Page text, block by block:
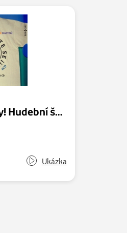
Nebojte se klasiky! Hudební škola - komplet čeští skladatelé
Ukázka